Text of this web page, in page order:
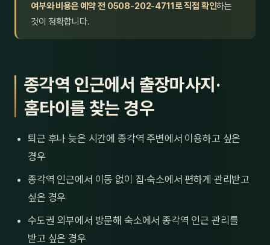
여부와 비용은 예약 전 0508-202-4711로 직접 확인하는
것이 정확합니다.
종각역 인근에서 출장마사지·
홈타이를 찾는 경우
퇴근 후나 늦은 시간에 종각역 주변에서 이용하고 싶은
경우
종각역 인근에서 이동 없이 집·숙소에서 편하게 관리받고
싶은 경우
수도권 외부에서 방문해 숙소에서 종각역 인근 관리를
받고 싶은 경우